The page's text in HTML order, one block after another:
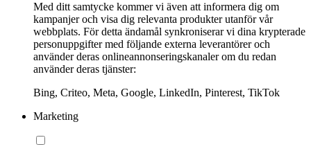
Med ditt samtycke kommer vi även att informera dig om
kampanjer och visa dig relevanta produkter utanför vår
webbplats. För detta ändamål synkroniserar vi dina krypterade
personuppgifter med följande externa leverantörer och
använder deras onlineannonseringskanaler om du redan
använder deras tjänster:
Bing, Criteo, Meta, Google, LinkedIn, Pinterest, TikTok
Marketing